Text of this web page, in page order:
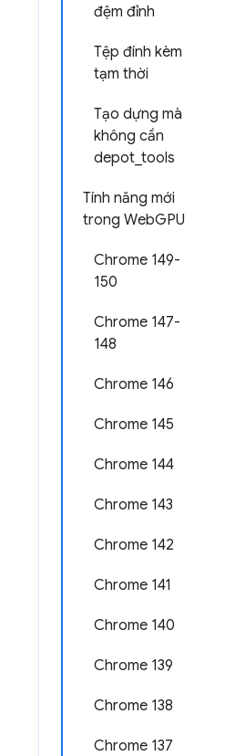
đệm đỉnh
Tệp đính kèm
tạm thời
Tạo dựng mà
không cần
depot_tools
Tính năng mới
trong WebGPU
Chrome 149-
150
Chrome 147-
148
Chrome 146
Chrome 145
Chrome 144
Chrome 143
Chrome 142
Chrome 141
Chrome 140
Chrome 139
Chrome 138
Chrome 137